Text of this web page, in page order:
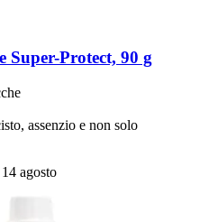
Super-​Protect, 90 g
assenzio e non solo
agosto